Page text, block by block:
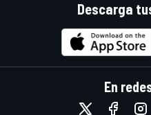
Descarga
En